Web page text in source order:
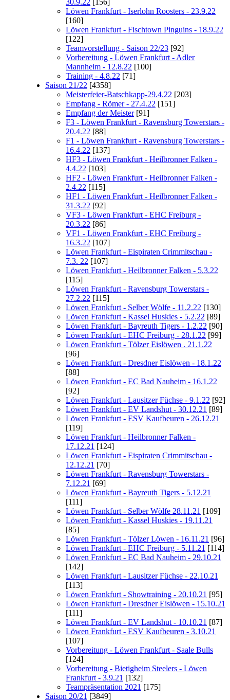
30.9.22 [156]
Löwen Frankfurt - Iserlohn Roosters - 23.9.22
[160]
Löwen Frankfurt - Fischtown Pinguins - 18.9.22
[122]
Teamvorstellung - Saison 22/23 [92]
Vorbereitung - Löwen Frankfurt - Adler
Mannheim - 12.8.22 [100]
Training - 4.8.22 [71]
Saison 21/22 [4358]
Meisterfeier-Batschkapp-29.4.22 [203]
Empfang - Römer - 27.4.22 [151]
Empfang der Meister[91]
F3 - Löwen Frankfurt - Ravensburg Towerstars -
20.4.22 [88]
F1 - Löwen Frankfurt - Ravensburg Towerstars -
16.4.22 [137]
HF3 - Löwen Frankfurt - Heilbronner Falken -
4.4.22 [103]
HF2 - Löwen Frankfurt - Heilbronner Falken -
2.4.22 [115]
HF1 - Löwen Frankfurt - Heilbronner Falken -
31.3.22 [92]
VF3 - Löwen Frankfurt - EHC Freiburg -
20.3.22 [86]
VF1 - Löwen Frankfurt - EHC Freiburg -
16.3.22 [107]
Löwen Frankfurt - Eispiraten Crimmitschau -
7.3. 22 [107]
Löwen Frankfurt - Heilbronner Falken - 5.3.22
[115]
Löwen Frankfurt - Ravensburg Towerstars -
27.2.22 [115]
Löwen Frankfurt - Selber Wölfe - 11.2.22 [130]
Löwen Frankfurt - Kassel Huskies - 5.2.22 [89]
Löwen Frankfurt - Bayreuth Tigers - 1.2.22 [90]
Löwen Frankfurt - EHC Freiburg - 28.1.22 [99]
Löwen Frankfurt - Tölzer Eislöwen . 21.1.22
[96]
Löwen Frankfurt - Dresdner Eislöwen - 18.1.22
[88]
Löwen Frankfurt - EC Bad Nauheim - 16.1.22
[92]
Löwen Frankfurt - Lausitzer Füchse - 9.1.22 [92]
Löwen Frankfurt - EV Landshut - 30.12.21 [89]
Löwen Frankfurt - ESV Kaufbeuren - 26.12.21
[119]
Löwen Frankfurt - Heilbronner Falken -
17.12.21 [124]
Löwen Frankfurt - Eispiraten Crimmitschau -
12.12.21 [70]
Löwen Frankfurt - Ravensburg Towerstars -
7.12.21 [69]
Löwen Frankfurt - Bayreuth Tigers - 5.12.21
[111]
Löwen Frankfurt - Selber Wölfe 28.11.21 [109]
Löwen Frankfurt - Kassel Huskies - 19.11.21
[85]
Löwen Frankfurt - Tölzer Löwen - 16.11.21 [96]
Löwen Frankfurt - EHC Freiburg - 5.11.21 [114]
Löwen Frankfurt - EC Bad Nauheim - 29.10.21
[142]
Löwen Frankfurt - Lausitzer Füchse - 22.10.21
[113]
Löwen Frankfurt - Showtraining - 20.10.21 [95]
Löwen Frankfurt - Dresdner Eislöwen - 15.10.21
[111]
Löwen Frankfurt - EV Landshut - 10.10.21 [87]
Löwen Frankfurt - ESV Kaufbeuren - 3.10.21
[107]
Vorbereitung - Löwen Frankfurt - Saale Bulls
[124]
Vorbereitung - Bietigheim Steelers - Löwen
Frankfurt - 3.9.21 [132]
Teampräsentation 2021 [175]
Saison 20/21 [3849]